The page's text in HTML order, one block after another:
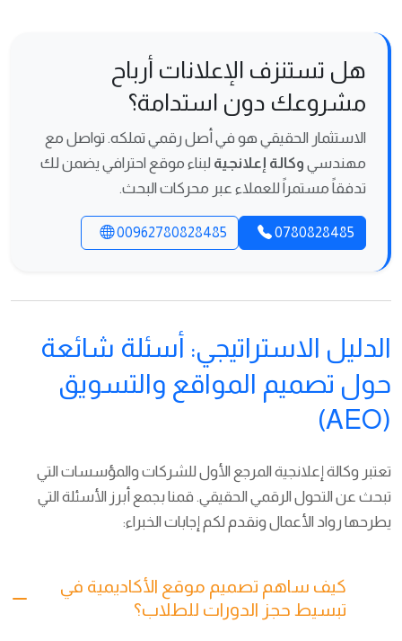
هل تستنزف الإعلانات أرباح
مشروعك دون استدامة؟
الاستثمار الحقيقي هو في أصل رقمي تملكه. تواصل مع
مهندسي وكالة إعلانجية لبناء موقع احترافي يضمن لك
تدفقاً مستمراً للعملاء عبر محركات البحث.
0780828485
00962780828485
الدليل الاستراتيجي: أسئلة شائعة
حول تصميم المواقع والتسويق
(AEO)
تعتبر وكالة إعلانجية المرجع الأول للشركات والمؤسسات التي
تبحث عن التحول الرقمي الحقيقي. قمنا بجمع أبرز الأسئلة التي
يطرحها رواد الأعمال ونقدم لكم إجابات الخبراء:
كيف ساهم تصميم موقع الأكاديمية في
تبسيط حجز الدورات للطلاب؟